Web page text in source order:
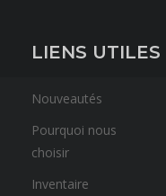
LIENS UTILES
Nouveautés
Pourquoi nous
choisir
Inventaire